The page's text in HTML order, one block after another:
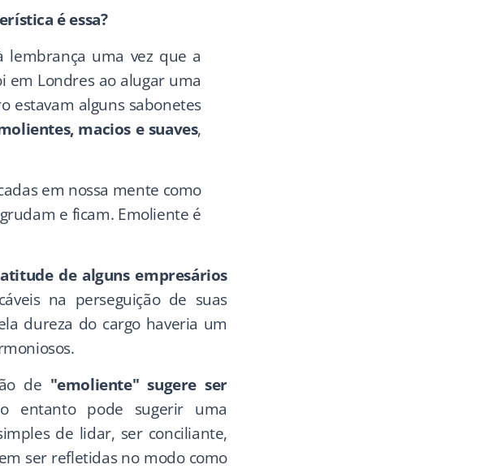
é essa?
lembrança uma vez que a
em Londres ao alugar uma
estavam alguns sabonetes
macios e suaves,
em nossa mente como
e ficam. Emoliente é
de alguns empresários
na perseguição de suas
dureza do cargo haveria um
de "emoliente" sugere ser
entanto pode sugerir uma
de lidar, ser conciliante,
ser refletidas no modo como